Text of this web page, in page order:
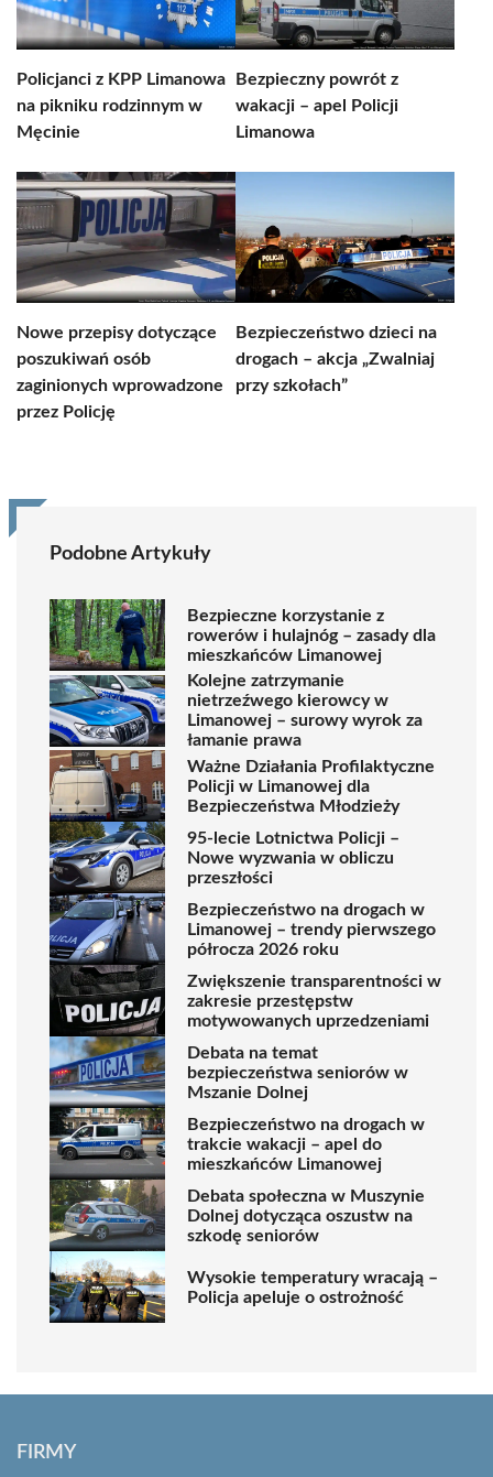
Policjanci z KPP Limanowa
na pikniku rodzinnym w
Męcinie
Bezpieczny powrót z
wakacji – apel Policji
Limanowa
Nowe przepisy dotyczące
poszukiwań osób
zaginionych wprowadzone
przez Policję
Bezpieczeństwo dzieci na
drogach – akcja „Zwalniaj
przy szkołach”
Podobne Artykuły
Bezpieczne korzystanie z
rowerów i hulajnóg – zasady dla
mieszkańców Limanowej
Kolejne zatrzymanie
nietrzeźwego kierowcy w
Limanowej – surowy wyrok za
łamanie prawa
Ważne Działania Profilaktyczne
Policji w Limanowej dla
Bezpieczeństwa Młodzieży
95-lecie Lotnictwa Policji –
Nowe wyzwania w obliczu
przeszłości
Bezpieczeństwo na drogach w
Limanowej – trendy pierwszego
półrocza 2026 roku
Zwiększenie transparentności w
zakresie przestępstw
motywowanych uprzedzeniami
Debata na temat
bezpieczeństwa seniorów w
Mszanie Dolnej
Bezpieczeństwo na drogach w
trakcie wakacji – apel do
mieszkańców Limanowej
Debata społeczna w Muszynie
Dolnej dotycząca oszustw na
szkodę seniorów
Wysokie temperatury wracają –
Policja apeluje o ostrożność
FIRMY